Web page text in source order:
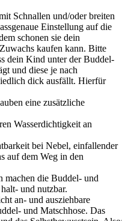
Schnallen und/oder breiten
Einstellung auf die
schonen sie dein
kaufen kann. Bitte
dein Kind unter der Buddel-
und diese je nach
dick ausfällt. Hierfür
eine zusätzliche
Wasserdichtigkeit an
bei Nebel, einfallender
auf dem Weg in den
machen die Buddel- und
und nutzbar.
an- und ausziehbare
und Matschhose. Das